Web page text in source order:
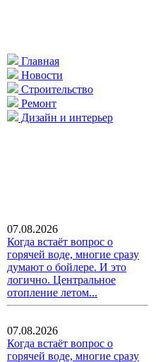
Главная
Новости
Строительство
Ремонт
Дизайн и интерьер
07.08.2026
Когда встаёт вопрос о
горячей воде, многие сразу
думают о бойлере. И это
логично. Центральное
отопление летом...
07.08.2026
Когда встаёт вопрос о
горячей воде, многие сразу